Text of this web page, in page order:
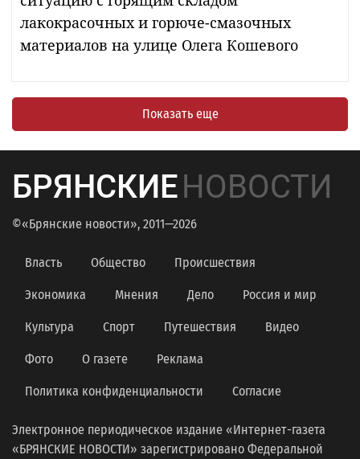
лакокрасочных и горюче-смазочных
материалов на улице Олега Кошевого
Показать еще
БРЯНСКИЕНОВОСТИ
©«Брянские новости», 2011—2026
Власть Общество Происшествия
Экономика Мнения Дело Россия и мир
Культура Спорт Путешествия Видео
Фото О газете Реклама
Политика конфиденциальности Согласие
Электронное периодическое издание «Интернет-газета
«БРЯНСКИЕ НОВОСТИ» зарегистрировано Федеральной